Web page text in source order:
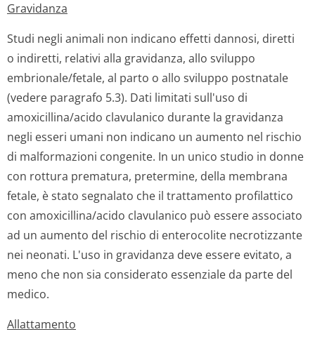
Gravidanza
Studi negli animali non indicano effetti dannosi, diretti
o indiretti, relativi alla gravidanza, allo sviluppo
embrionale/fetale, al parto o allo sviluppo postnatale
(vedere paragrafo 5.3). Dati limitati sull'uso di
amoxicillina/acido clavulanico durante la gravidanza
negli esseri umani non indicano un aumento nel rischio
di malformazioni congenite. In un unico studio in donne
con rottura prematura, pretermine, della membrana
fetale, è stato segnalato che il trattamento profilattico
con amoxicillina/acido clavulanico può essere associato
ad un aumento del rischio di enterocolite necrotizzante
nei neonati. L'uso in gravidanza deve essere evitato, a
meno che non sia considerato essenziale da parte del
medico.
Allattamento